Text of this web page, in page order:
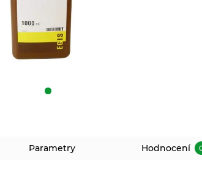
Parametry Hodnocení